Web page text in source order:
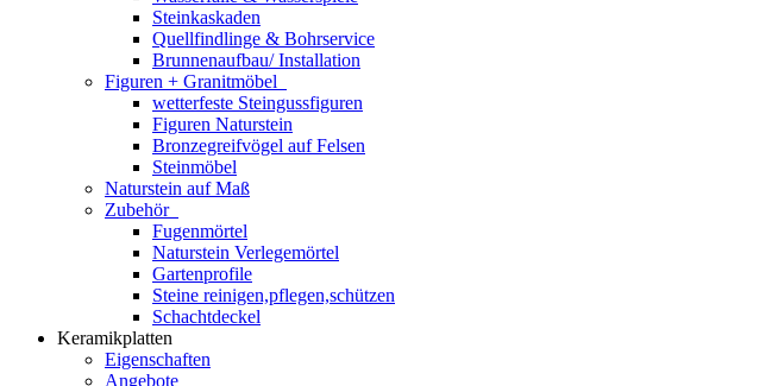
Steinkaskaden
Quellfindlinge & Bohrservice
Brunnenaufbau/ Installation
Figuren + Granitmöbel
wetterfeste Steingussfiguren
Figuren Naturstein
Bronzegreifvögel auf Felsen
Steinmöbel
Naturstein auf Maß
Zubehör
Fugenmörtel
Naturstein Verlegemörtel
Gartenprofile
Steine reinigen,pflegen,schützen
Schachtdeckel
Keramikplatten
Eigenschaften
Angebote